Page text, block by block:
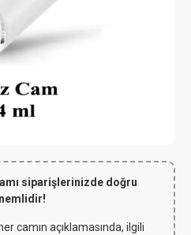
siparişlerinizde doğru
camın açıklamasında, ilgili